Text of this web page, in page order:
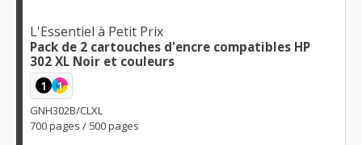
L'Essentiel à Petit Prix
Pack de 2 cartouches d'encre compatibles HP
302 XL Noir et couleurs
1 1
GNH302B/CLXL
700 pages / 500 pages